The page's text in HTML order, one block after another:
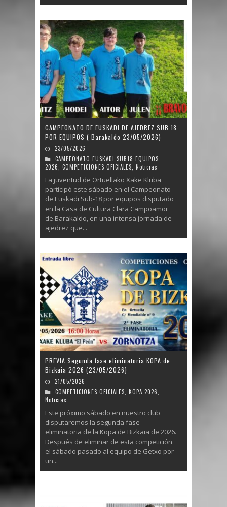
CAMPEONATO DE EUSKADI DE AJEDREZ SUB 18
POR EQUIPOS ( Barakaldo 23/05/2026)
23/05/2026
CAMPEONATO EUSKADI SUB18 EQUIPOS
2026
COMPETICIONES OFICIALES Noticias
La juventud de Ortuellako Xake Kluba
participó este sábado en el Campeonato
de Euskadi Sub-18 por equipos disputado
en la Casa de Cultura Clara Campoamor
de Barakaldo, en una intensa jornada de
ajedrez que...
PREVIA Segunda fase eliminatoria KOPA de
Bizkaia 2026 (23/05/2026)
21/05/2026
COMPETICIONES OFICIALES, KOPA 2026,
Noticias
Este próximo sábado en nuestro club
disputaremos la segunda fase
eliminatoria de la Kopa de Bizkaia de 2026.
Después de eliminar de esta competición
el sábado pasado al equipo de Getxo por
un...